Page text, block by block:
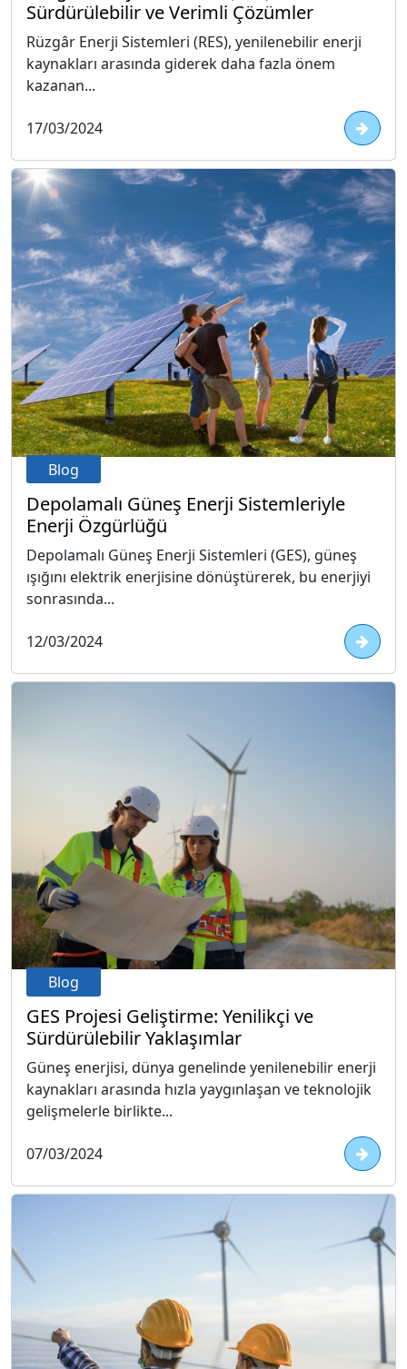
Sürdürülebilir ve Verimli Çözümler
Rüzgâr Enerji Sistemleri (RES), yenilenebilir enerji
kaynakları arasında giderek daha fazla önem
kazanan...
17/03/2024
Blog
Depolamalı Güneş Enerji Sistemleriyle
Enerji Özgürlüğü
Depolamalı Güneş Enerji Sistemleri (GES), güneş
ışığını elektrik enerjisine dönüştürerek, bu enerjiyi
sonrasında...
12/03/2024
Blog
GES Projesi Geliştirme: Yenilikçi ve
Sürdürülebilir Yaklaşımlar
Güneş enerjisi, dünya genelinde yenilenebilir enerji
kaynakları arasında hızla yaygınlaşan ve teknolojik
gelişmelerle birlikte...
07/03/2024